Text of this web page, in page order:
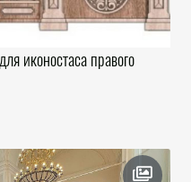
иконостаса правого